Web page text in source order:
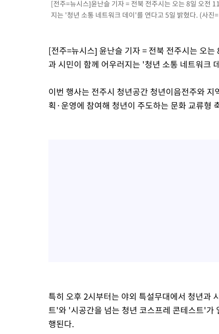
[전주=뉴시스]윤난슬 기자 = 전북 전주시는 오는 8일 오전
지는 '청년 소통 네트워크 데이'를 연다고 5일 밝혔다. (사진
[전주=뉴시스] 윤난슬 기자 = 전북 전주시는 오
과 시민이 함께 어우러지는 '청년 소통 네트워크
이번 행사는 전주시 청년공간 청년이음전주와
획·운영에 참여해 청년이 주도하는 문화 교류형
특히 오후 2시부터는 야외 특설무대에서 청년과
트'와 '시공간을 넘는 청년 코스프레 콘테스트'가
행된다.